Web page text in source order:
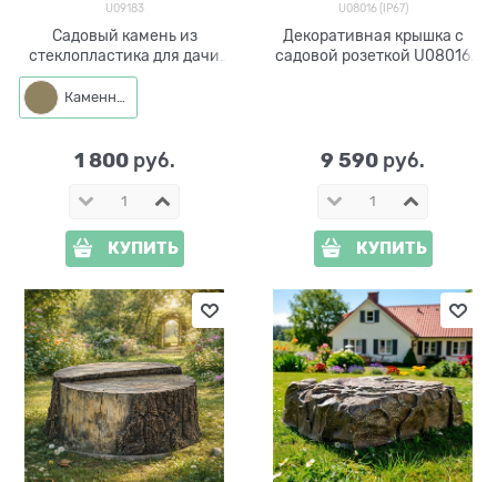
U09183
Садовый камень из
стеклопластика для дачи
U09183 Валун 430х 270х240
Каменный
1 800 руб.
КУПИТЬ
U08016 (IP67)
Декоративная крышка с
садовой розеткой U08016
9 590 руб.
КУПИТЬ